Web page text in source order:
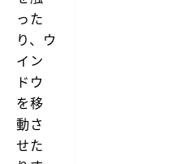
った
り、ウ
イン
ドウ
を移
動さ
せた